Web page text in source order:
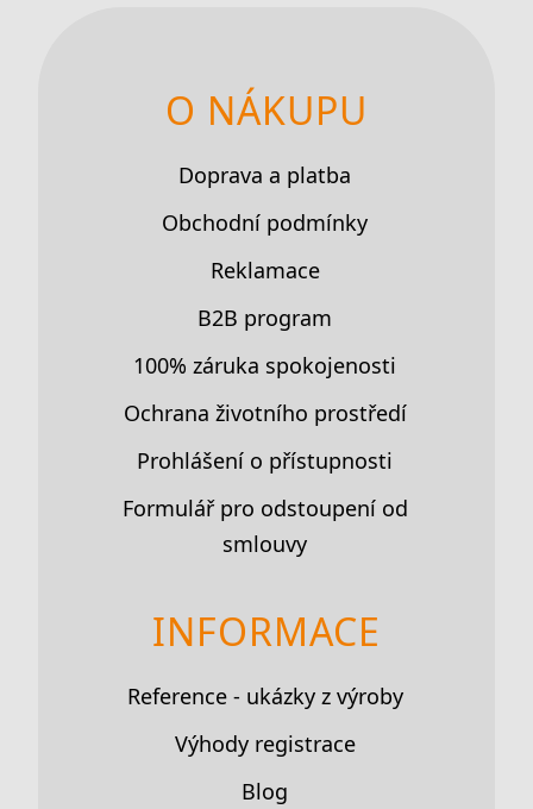
O NÁKUPU
Doprava a platba
Obchodní podmínky
Reklamace
B2B program
100% záruka spokojenosti
Ochrana životního prostředí
Prohlášení o přístupnosti
Formulář pro odstoupení od
smlouvy
INFORMACE
Reference - ukázky z výroby
Výhody registrace
Blog